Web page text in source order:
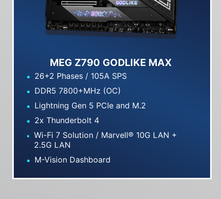
MEG Z790 GODLIKE MAX
26+2 Phases / 105A SPS
DDR5 7800+MHz (OC)
Lightning Gen 5 PCIe and M.2
2x Thunderbolt 4
Wi-Fi 7 Solution / Marvell® 10G LAN +
2.5G LAN
M-Vision Dashboard